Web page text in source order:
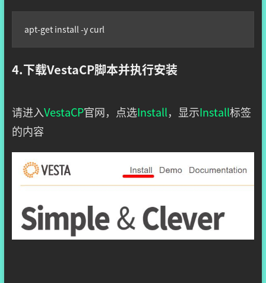
apt-get install -y curl
4.下载VestaCP脚本并执行安装
请进入VestaCP官网，点选Install，显示Install标签
的内容